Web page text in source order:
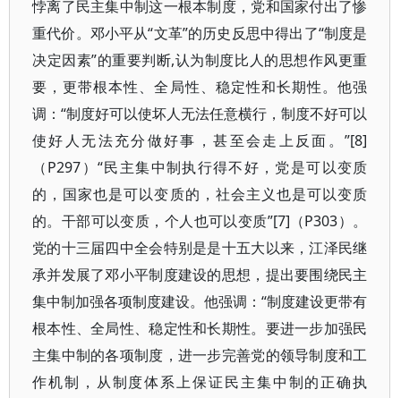
悖离了民主集中制这一根本制度，党和国家付出了惨
重代价。邓小平从“文革”的历史反思中得出了“制度是
决定因素”的重要判断,认为制度比人的思想作风更重
要，更带根本性、全局性、稳定性和长期性。他强
调：“制度好可以使坏人无法任意横行，制度不好可以
使好人无法充分做好事，甚至会走上反面。”[8]
（P297）“民主集中制执行得不好，党是可以变质
的，国家也是可以变质的，社会主义也是可以变质
的。干部可以变质，个人也可以变质”[7]（P303）。
党的十三届四中全会特别是是十五大以来，江泽民继
承并发展了邓小平制度建设的思想，提出要围绕民主
集中制加强各项制度建设。他强调：“制度建设更带有
根本性、全局性、稳定性和长期性。要进一步加强民
主集中制的各项制度，进一步完善党的领导制度和工
作机制，从制度体系上保证民主集中制的正确执